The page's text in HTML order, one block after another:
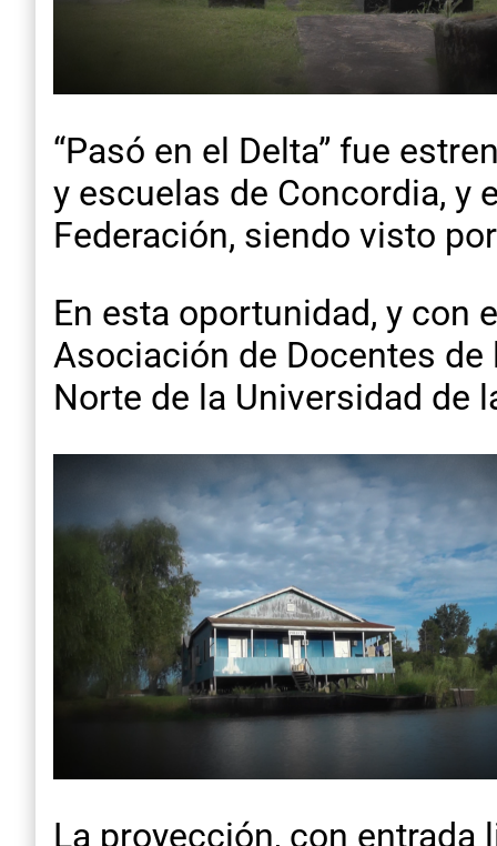
“Pasó en el Delta” fue
y escuelas de Concordia, y
Federación, siendo visto
En esta oportunidad, y con
Asociación de Docentes de
Norte de la Universidad de
La proyección, con entrada